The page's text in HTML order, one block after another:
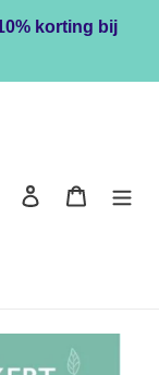
korting bij
Zoeken Inloggen